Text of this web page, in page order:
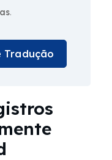
.
Tradução